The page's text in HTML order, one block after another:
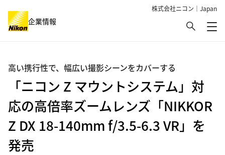
株式会社ニコン｜Japan
企業情報 検索
メ
「ニコン Z マウントシステム」対
応の高倍率ズームレンズ「NIKKOR
Z DX 18-140mm f/3.5-6.3 VR」を
発売
高い携行性で、幅広い撮影シーンをカバーする